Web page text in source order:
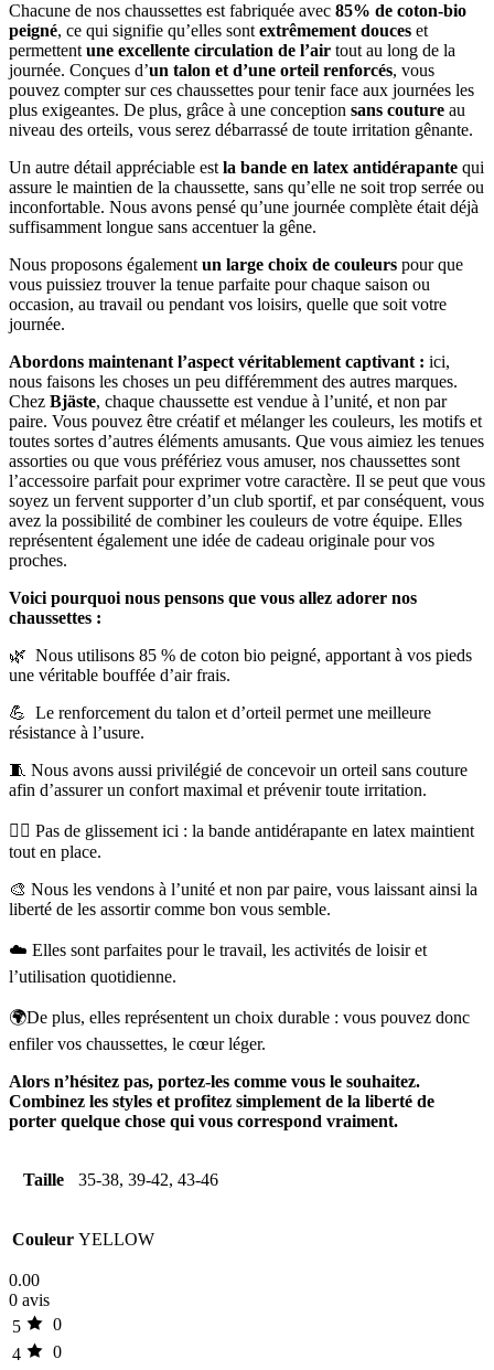
Chacune de nos chaussettes est fabriquée avec 85% de coton-bio
peigné, ce qui signifie qu’elles sontextrêmement douces et
permettentune excellente circulation de l’air tout au long de la
journée. Conçues d’un talon et d’une orteil renforcés, vous
pouvez compter sur ces chaussettes pour tenir face aux journées les
plus exigeantes. De plus, grâce à une conception sans couture au
niveau des orteils, vous serez débarrassé de toute irritation gênante.
Un autre détail appréciable estla bande en latex antidérapante qui
assure le maintien de la chaussette, sans qu’elle ne soit trop serrée ou
inconfortable. Nous avons pensé qu’une journée complète était déjà
suffisamment longue sans accentuer la gêne.
Nous proposons égalementun large choix de couleurs pour que
vous puissiez trouver la tenue parfaite pour chaque saison ou
occasion, au travail ou pendant vos loisirs, quelle que soit votre
journée.
Abordons maintenant l’aspect véritablement captivant : ici,
nous faisons les choses un peu différemment des autres marques.
Chez Bjäste, chaque chaussette est vendue à l’unité, et non par
paire. Vous pouvez être créatif et mélanger les couleurs, les motifs et
toutes sortes d’autres éléments amusants. Que vous aimiez les tenues
assorties ou que vous préfériez vous amuser, nos chaussettes sont
l’accessoire parfait pour exprimer votre caractère. Il se peut que vous
soyez un fervent supporter d’un club sportif, et par conséquent, vous
avez la possibilité de combiner les couleurs de votre équipe. Elles
représentent également une idée de cadeau originale pour vos
proches.
Voici pourquoi nous pensons que vous allez adorer nos
chaussettes :
🌿 Nous utilisons 85 % de coton bio peigné, apportant à vos pieds
une véritable bouffée d’air frais.
💪 Le renforcement du talon et d’orteil permet une meilleure
résistance à l’usure.
🧵 Nous avons aussi privilégié de concevoir un orteil sans couture
afin d’assurer un confort maximal et prévenir toute irritation.
🧍‍♂️ Pas de glissement ici : la bande antidérapante en latex maintient
tout en place.
🎨 Nous les vendons à l’unité et non par paire, vous laissant ainsi la
liberté de les assortir comme bon vous semble.
☁️ Elles sont parfaites pour le travail, les activités de loisir et
l’utilisation quotidienne.
🌍De plus, elles représentent un choix durable : vous pouvez donc
enfiler vos chaussettes, le cœur léger.
Alors n’hésitez pas, portez-les comme vous le souhaitez.
Combinez les styles et profitez simplement de la liberté de
porter quelque chose qui vous correspond vraiment.
Taille 35-38, 39-42, 43-46
Couleur YELLOW
0.00
0 avis
5
0
4
0